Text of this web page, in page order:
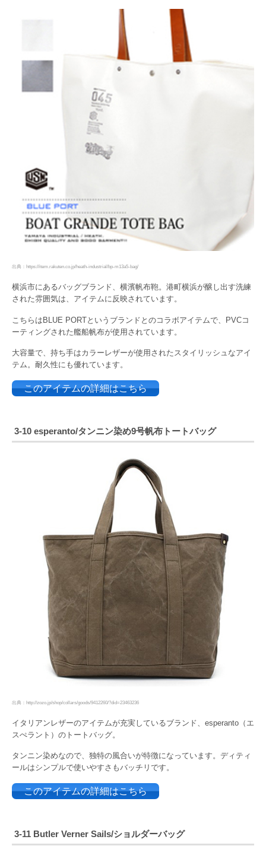
出典：https://item.rakuten.co.jp/heath-industrial/bp-m13a5-bag/
横浜市にあるバッグブランド、横濱帆布鞄。港町横浜が醸し出す洗練
された雰囲気は、アイテムに反映されています。
こちらはBLUE PORTというブランドとのコラボアイテムで、PVCコ
ーティングされた艦船帆布が使用されています。
大容量で、持ち手はカラーレザーが使用されたスタイリッシュなアイ
テム。耐久性にも優れています。
このアイテムの詳細はこちら
3-10 esperanto/タンニン染め9号帆布トートバッグ
出典：http://zozo.jp/shop/collars/goods/9412260/?did=23463236
イタリアンレザーのアイテムが充実しているブランド、esperanto（エ
スぺラント）のトートバッグ。
タンニン染めなので、独特の風合いが特徴になっています。ディティ
ールはシンプルで使いやすさもバッチリです。
このアイテムの詳細はこちら
3-11 Butler Verner Sails/ショルダーバッグ